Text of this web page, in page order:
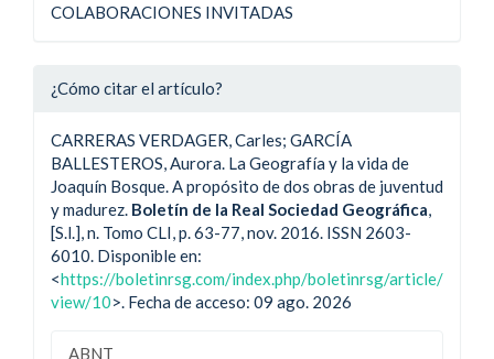
COLABORACIONES INVITADAS
¿Cómo citar el artículo?
CARRERAS VERDAGER, Carles; GARCÍA
BALLESTEROS, Aurora. La Geografía y la vida de
Joaquín Bosque. A propósito de dos obras de juventud
y madurez. Boletín de la Real Sociedad Geográfica,
[S.l.], n. Tomo CLI, p. 63-77, nov. 2016. ISSN 2603-
6010. Disponible en:
<https://boletinrsg.com/index.php/boletinrsg/article/
view/10>. Fecha de acceso: 09 ago. 2026
ABNT